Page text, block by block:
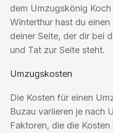
dem Umzugskönig
Winterthur hast du
deiner Seite, der dir bei
und Tat zur Seite steht.
Umzugskosten
Die Kosten für einen
Buzau variieren je nach
Faktoren, die die